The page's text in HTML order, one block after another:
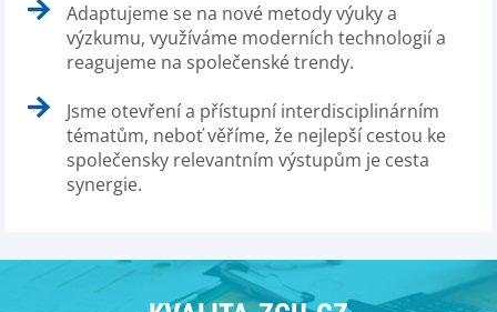
Adaptujeme se na nové metody výuky a
výzkumu, využíváme moderních technologií a
reagujeme na společenské trendy.
Jsme otevření a přístupní interdisciplinárním
tématům, neboť věříme, že nejlepší cestou ke
společensky relevantním výstupům je cesta
synergie.